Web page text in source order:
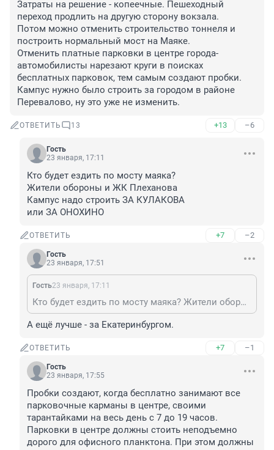
Затраты на решение - копеечные. Пешеходный
переход продлить на другую сторону вокзала.
Потом можно отменить строительство тоннеля и
построить нормальный мост на Маяке.
Отменить платные парковки в центре города-
автомобилисты нарезают круги в поисках
бесплатных парковок, тем самым создают пробки.
Кампус нужно было строить за городом в районе
Перевалово, ну это уже не изменить.
ОТВЕТИТЬ 13 +13 –6
Гость
23 января, 17:11
Кто будет ездить по мосту маяка?
Жители обороны и ЖК Плеханова
Кампус надо строить ЗА КУЛАКОВА
или ЗА ОНОХИНО
ОТВЕТИТЬ +7 –2
Гость
23 января, 17:51
Гость23 января, 17:11
Кто будет ездить по мосту маяка? Жители обороны и ЖК Плеханова Кампус надо строить ЗА КУЛАКОВА или ЗА ОНОХИНО
А ещё лучше - за Екатеринбургом.
ОТВЕТИТЬ +7 –1
Гость
23 января, 17:55
Пробки создают, когда бесплатно занимают все
парковочные карманы в центре, своими
тарантайками на весь день с 7 до 19 часов.
Парковки в центре должны стоить неподъемно
дорого для офисного планктона. При этом должны